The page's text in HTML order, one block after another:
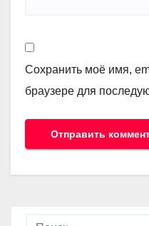
Сохранить моё имя,
браузере для